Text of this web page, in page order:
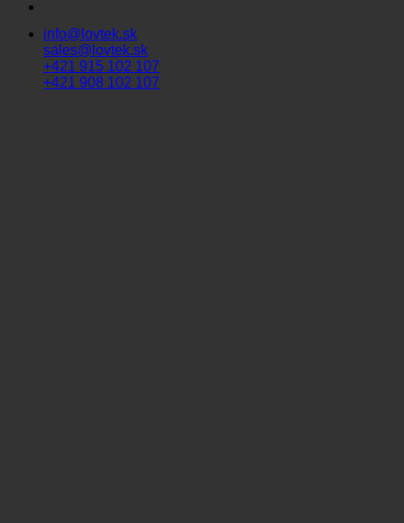
info@lovtek.sk
sales@lovtek.sk
+421 915 102 107
+421 908 102 107